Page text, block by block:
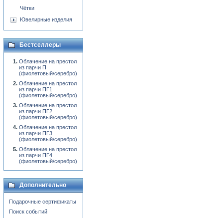
Чётки
Ювелирные изделия
Бестселлеры
Облачение на престол
из парчи П
(фиолетовый/серебро)
Облачение на престол
из парчи ПГ1
(фиолетовый/серебро)
Облачение на престол
из парчи ПГ2
(фиолетовый/серебро)
Облачение на престол
из парчи ПГ3
(фиолетовый/серебро)
Облачение на престол
из парчи ПГ4
(фиолетовый/серебро)
Дополнительно
Подарочные сертификаты
Поиск событий